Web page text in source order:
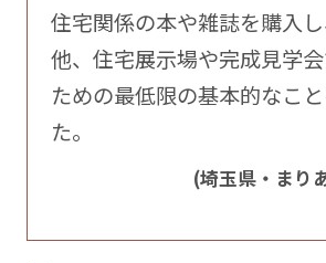
住宅関係の本や雑誌を購入
他、住宅展示場や完成見学
ための最低限の基本的なこ
た。
(埼玉県・まり